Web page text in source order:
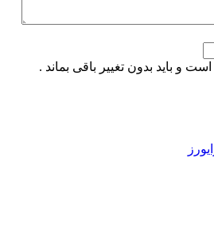
و باید بدون تغییر باقی بماند .